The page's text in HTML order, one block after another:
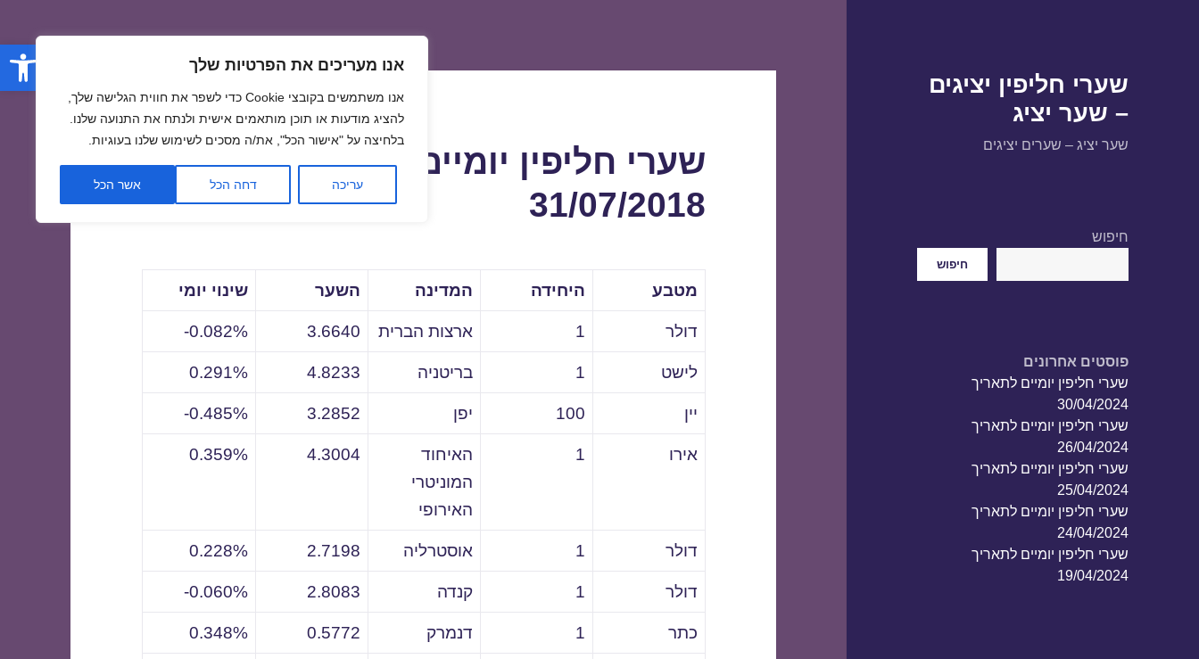
פתח אנו מעריכים את הפרטיות שלך
אנו משתמשים בקובצי Cookie כדי לשפר את חווית הגלישה שלך,
להציג מודעות או תוכן מותאמים אישית ולנתח את התנועה שלנו.
בלחיצה על "אישור הכל", את/ה מסכים לשימוש שלנו בעוגיות.
עריכה דחה הכל אשר הכל
שערי חליפין יציגים
– שער יציג
שער יציג – שערים יציגים
חיפוש
חיפוש
פוסטים אחרונים
שערי חליפין יומיים לתאריך
30/04/2024
שערי חליפין יומיים לתאריך
26/04/2024
שערי חליפין יומיים לתאריך
25/04/2024
שערי חליפין יומיים לתאריך
24/04/2024
שערי חליפין יומיים לתאריך
19/04/2024
שערי חליפין יומיים לתאריך
31/07/2018
מטבע היחידה המדינה השער שינוי יומי
דולר 1 ארצות הברית 3.6640
0.082%-
לישט 1 בריטניה 4.8233
0.291%
יין 100 יפן 3.2852
0.485%-
אירו 1
האיחוד
המוניטרי
האירופי
4.3004
0.359%
דולר 1 אוסטרליה 2.7198
0.228%
דולר 1 קנדה 2.8083
0.060%-
כתר 1 דנמרק 0.5772
0.348%